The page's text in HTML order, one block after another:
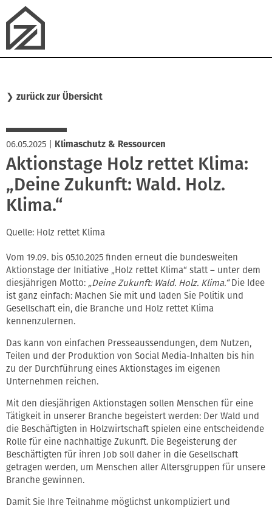
❯ zurück zur Übersicht
06.05.2025 Klimaschutz & Ressourcen
Aktionstage Holz rettet Klima:
„Deine Zukunft: Wald. Holz.
Klima.“
Quelle: Holz rettet Klima
Vom 19.09. bis 05.10.2025 finden erneut die bundesweiten
Aktionstage der Initiative „Holz rettet Klima“ statt – unter dem
diesjährigen Motto: „Deine Zukunft: Wald. Holz. Klima.“Die Idee
ist ganz einfach: Machen Sie mit und laden Sie Politik und
Gesellschaft ein, die Branche und Holz rettet Klima
kennenzulernen.
Das kann von einfachen Presseaussendungen, dem Nutzen,
Teilen und der Produktion von Social Media-Inhalten bis hin
zu der Durchführung eines Aktionstages im eigenen
Unternehmen reichen.
Mit den diesjährigen Aktionstagen sollen Menschen für eine
Tätigkeit in unserer Branche begeistert werden: Der Wald und
die Beschäftigten in Holzwirtschaft spielen eine entscheidende
Rolle für eine nachhaltige Zukunft. Die Begeisterung der
Beschäftigten für ihren Job soll daher in die Gesellschaft
getragen werden, um Menschen aller Altersgruppen für unsere
Branche gewinnen.
Damit Sie Ihre Teilnahme möglichst unkompliziert und